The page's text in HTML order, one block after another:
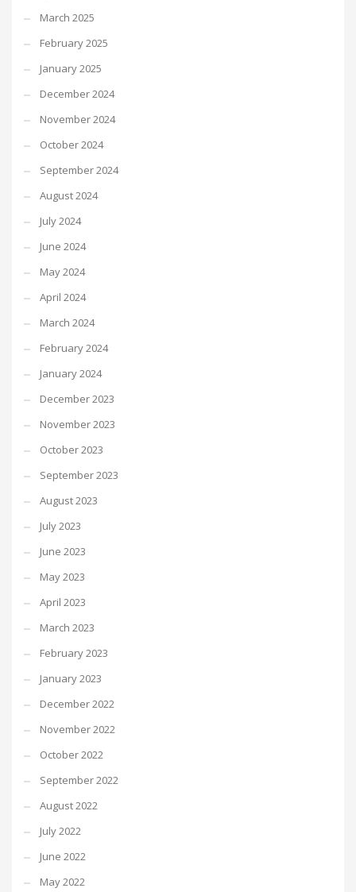
March 2025
February 2025
January 2025
December 2024
November 2024
October 2024
September 2024
August 2024
July 2024
June 2024
May 2024
April 2024
March 2024
February 2024
January 2024
December 2023
November 2023
October 2023
September 2023
August 2023
July 2023
June 2023
May 2023
April 2023
March 2023
February 2023
January 2023
December 2022
November 2022
October 2022
September 2022
August 2022
July 2022
June 2022
May 2022